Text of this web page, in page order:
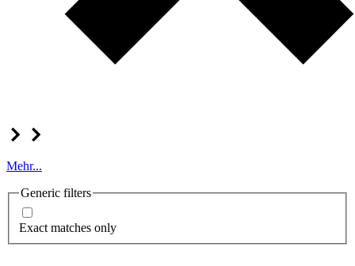
Mehr...
Generic filters
Exact matches only